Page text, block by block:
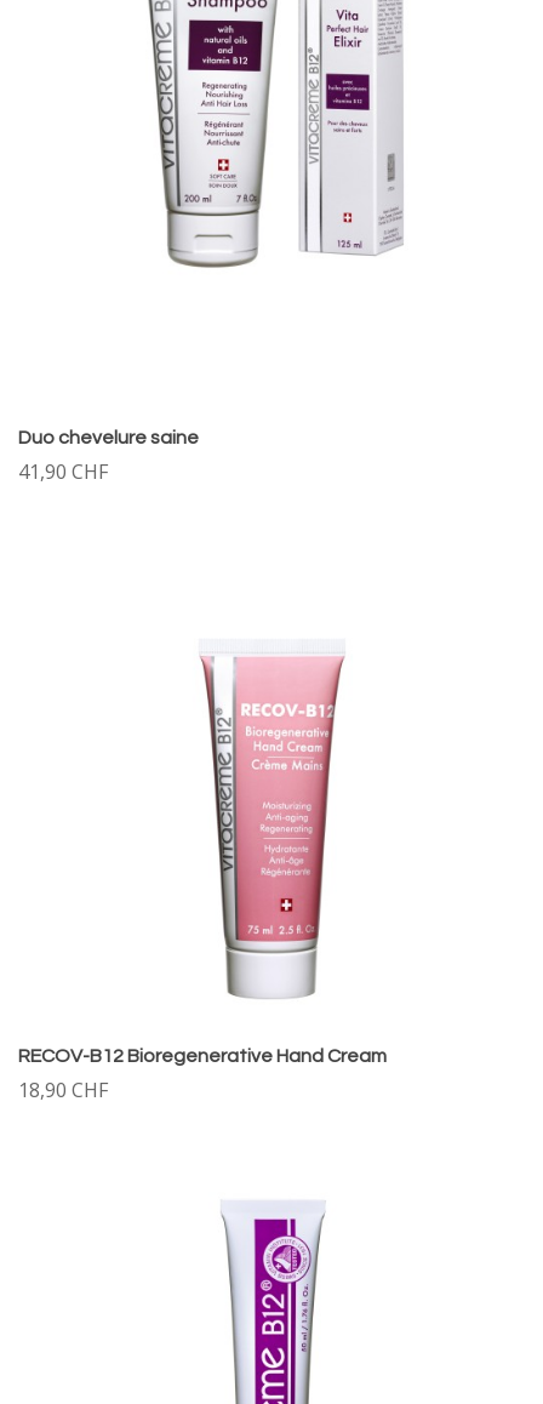
Duo chevelure saine
41,90 CHF
RECOV-B12 Bioregenerative Hand Cream
18,90 CHF